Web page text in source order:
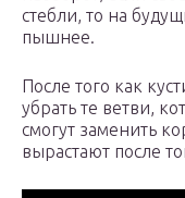
стебли, то на
пышнее.
После того как
убрать те ветви,
смогут заменить
вырастают после